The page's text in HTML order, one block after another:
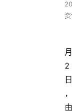
月
2
日
，
由